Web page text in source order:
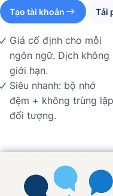
Tạo tài khoản Tải
Giá cố định cho mỗi
ngôn ngữ. Dịch không
giới hạn.
Siêu nhanh: bộ nhớ
đệm + không trùng lặp
đối tượng.